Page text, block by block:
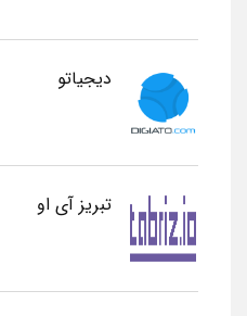
دیجیاتو
تبریز آی او